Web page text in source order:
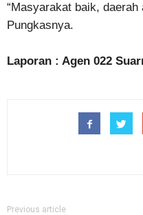
“Masyarakat baik, daerah
Pungkasnya.
Laporan : Agen 022
Previous article